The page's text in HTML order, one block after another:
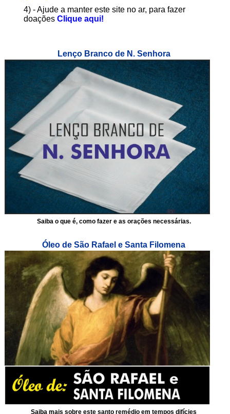
4) - Ajude a manter este site no ar, para fazer
doações Clique aqui!
Lenço Branco de N. Senhora
Saiba o que é, como fazer e as orações necessárias.
Óleo de São Rafael e Santa Filomena
Saiba mais sobre este santo remédio em tempos difícies